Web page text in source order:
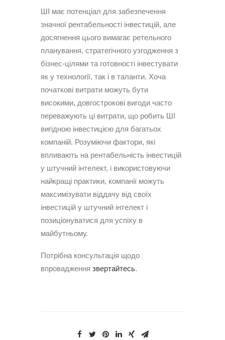
ШІ має потенціал для забезпечення
значної рентабельності інвестицій, але
досягнення цього вимагає ретельного
планування, стратегічного узгодження з
бізнес-цілями та готовності інвестувати
як у технології, так і в таланти. Хоча
початкові витрати можуть бути
високими, довгострокові вигоди часто
переважують ці витрати, що робить ШІ
вигідною інвестицією для багатьох
компаній. Розуміючи фактори, які
впливають на рентабельність інвестицій
у штучний інтелект, і використовуючи
найкращі практики, компанії можуть
максимізувати віддачу від своїх
інвестицій у штучний інтелект і
позиціонуватися для успіху в
майбутньому.
Потрібна консультація щодо
впровадження звертайтесь.